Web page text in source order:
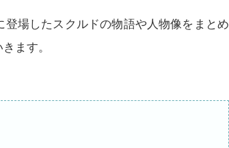
場したスクルドの物語や人物像をまとめ
ます。